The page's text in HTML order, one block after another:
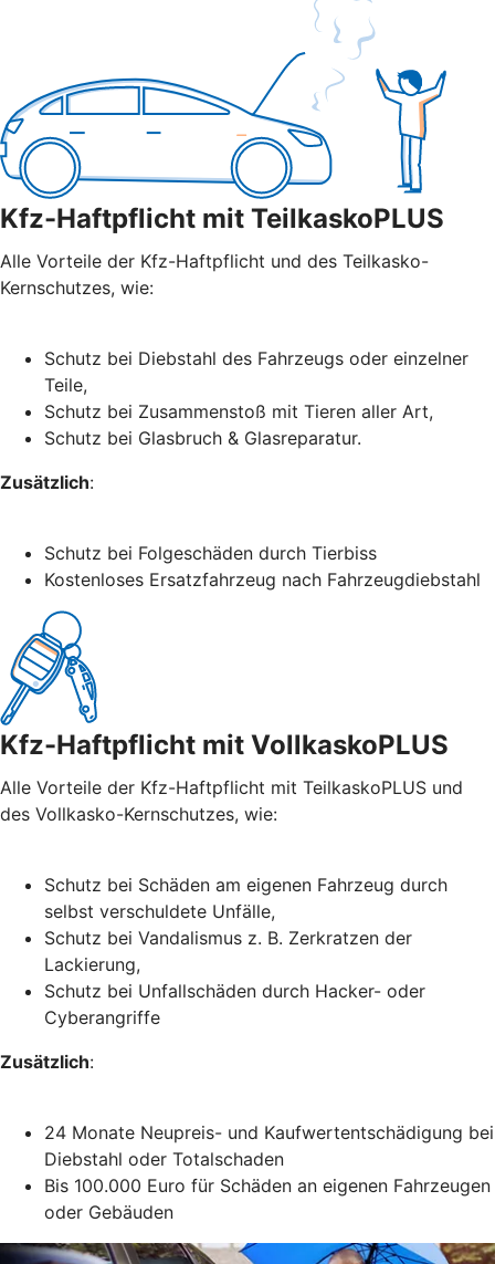
Kfz-Haftpflicht mit TeilkaskoPLUS
Alle Vorteile der Kfz-Haftpflicht und des Teilkasko-
Kernschutzes, wie:
Schutz bei Diebstahl des Fahrzeugs oder einzelner
Teile,
Schutz bei Zusammenstoß mit Tieren aller Art,
Schutz bei Glasbruch & Glasreparatur.
Zusätzlich:
Schutz bei Folgeschäden durch Tierbiss
Kostenloses Ersatzfahrzeug nach Fahrzeugdiebstahl
Kfz-Haftpflicht mit VollkaskoPLUS
Alle Vorteile der Kfz-Haftpflicht mit TeilkaskoPLUS und
des Vollkasko-Kernschutzes, wie:
Schutz bei Schäden am eigenen Fahrzeug durch
selbst verschuldete Unfälle,
Schutz bei Vandalismus z. B. Zerkratzen der
Lackierung,
Schutz bei Unfallschäden durch Hacker- oder
Cyberangriffe
Zusätzlich:
24 Monate Neupreis- und Kaufwertentschädigung bei
Diebstahl oder Totalschaden
Bis 100.000 Euro für Schäden an eigenen Fahrzeugen
oder Gebäuden